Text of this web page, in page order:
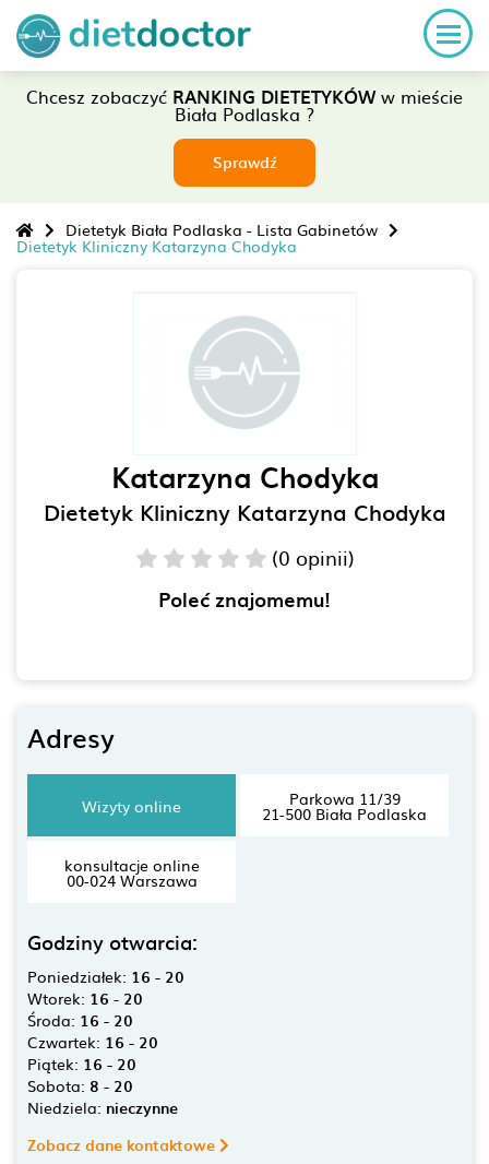
Chcesz zobaczyć RANKING DIETETYKÓWw mieście
Biała Podlaska ?
Sprawdź
Dietetyk Biała Podlaska - Lista Gabinetów
Dietetyk Kliniczny Katarzyna Chodyka
Katarzyna Chodyka
Dietetyk Kliniczny Katarzyna Chodyka
(0 opinii)
Poleć znajomemu!
Adresy
Wizyty online Parkowa 11/39
21-500 Biała Podlaska
konsultacje online
00-024 Warszawa
Godziny otwarcia:
Poniedziałek: 16 - 20
Wtorek: 16 - 20
Środa: 16 - 20
Czwartek: 16 - 20
Piątek: 16 - 20
Sobota: 8 - 20
Niedziela: nieczynne
Zobacz dane kontaktowe